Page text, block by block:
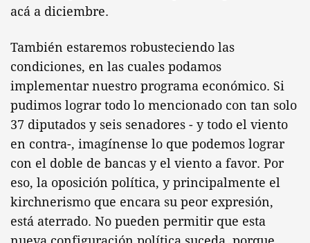
acá a diciembre.
También estaremos robusteciendo las
condiciones, en las cuales podamos
implementar nuestro programa económico. Si
pudimos lograr todo lo mencionado con tan solo
37 diputados y seis senadores - y todo el viento
en contra-, imagínense lo que podemos lograr
con el doble de bancas y el viento a favor. Por
eso, la oposición política, y principalmente el
kirchnerismo que encara su peor expresión,
está aterrado. No pueden permitir que esta